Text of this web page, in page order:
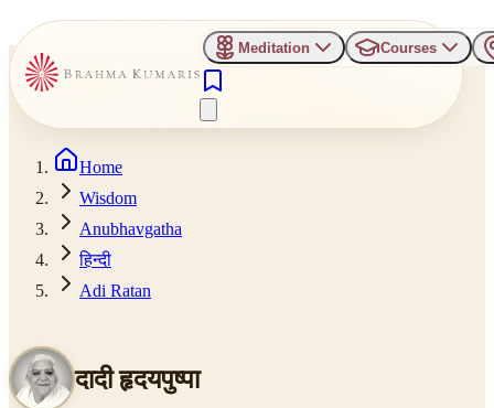
Meditation Courses
Home
Wisdom
Anubhavgatha
हिन्दी
Adi Ratan
दादी हृदयपुष्पा